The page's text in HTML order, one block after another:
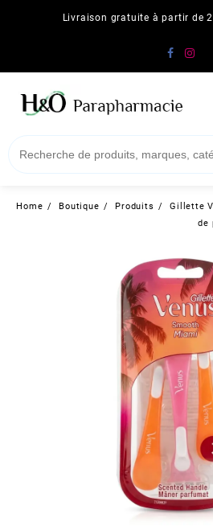
Livraison gratuite à partir de
Home Boutique Produits
Gillette
de